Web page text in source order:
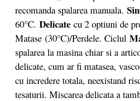
recomanda spalarea manuala.
60°C. Delicate cu 2 optiuni de
Matase (30°C)/Perdele. Ciclul
spalarea la masina chiar si a
delicate, cum ar fi matasea,
cu incredere totala, neexistand
tesaturii. Miscarea delicata a